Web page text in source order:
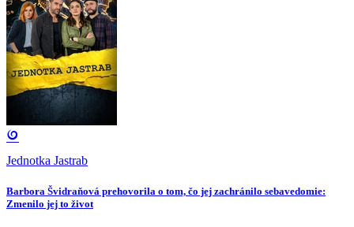
Jednotka Jastrab
Barbora Švidraňová prehovorila o tom, čo jej zachránilo sebavedomie:
Zmenilo jej to život